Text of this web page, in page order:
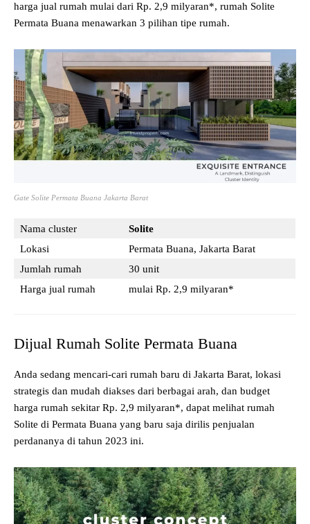
harga jual rumah mulai dari Rp. 2,9 milyaran*, rumah Solite
Permata Buana menawarkan 3 pilihan tipe rumah.
Gate Solite Permata Buana Jakarta Barat
Nama cluster
Solite
Lokasi
Permata Buana, Jakarta Barat
Jumlah rumah
30 unit
Harga jual rumah
mulai Rp. 2,9 milyaran*
Dijual Rumah Solite Permata Buana
Anda sedang mencari-cari rumah baru di Jakarta Barat, lokasi
strategis dan mudah diakses dari berbagai arah, dan budget
harga rumah sekitar Rp. 2,9 milyaran*, dapat melihat rumah
Solite di Permata Buana yang baru saja dirilis penjualan
perdananya di tahun 2023 ini.